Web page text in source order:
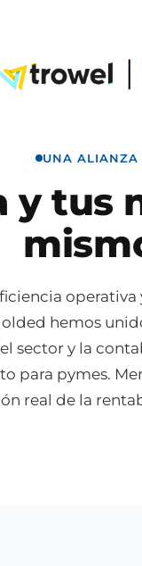
UNA ALIANZA
y tus
hemos
sector y la
para pymes.
real de la